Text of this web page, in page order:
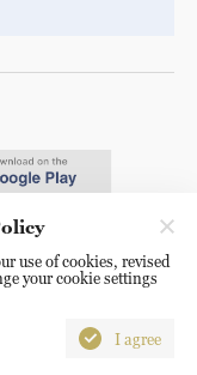
16A
use of cookies, revised
your cookie settings
I agree